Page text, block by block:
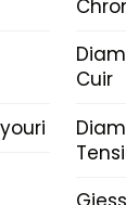
Cuir